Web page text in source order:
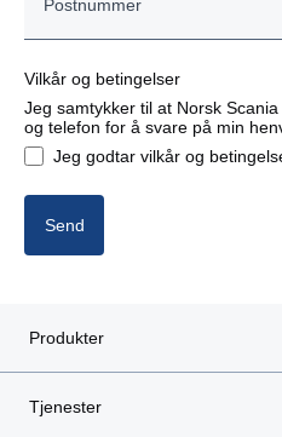
Vilkår og betingelser
Jeg samtykker til at Norsk
og telefon for å svare på min
Jeg godtar vilkår og
Send
Produkter
Tjenester